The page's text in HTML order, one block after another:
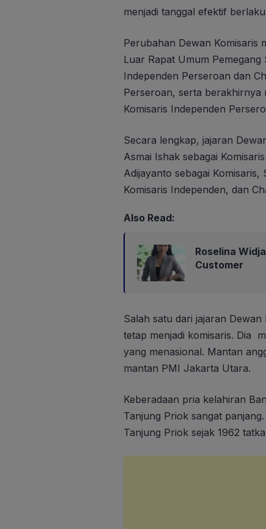
menjadi tanggal efektif
Perubahan Dewan Komisaris
Luar Rapat Umum Pemegang
Independen Perseroan dan
Perseroan, serta berakhirnya
Komisaris Independen
Secara lengkap, jajaran
Asmai Ishak sebagai
Adijayanto sebagai Komisaris,
Komisaris Independen, dan
Also Read:
Roselina
Customer
Salah satu dari jajaran
tetap menjadi komisaris. Dia
yang menasional. Mantan
mantan PMI Jakarta Utara.
Keberadaan pria kelahiran
Tanjung Priok sangat
Tanjung Priok sejak 1962